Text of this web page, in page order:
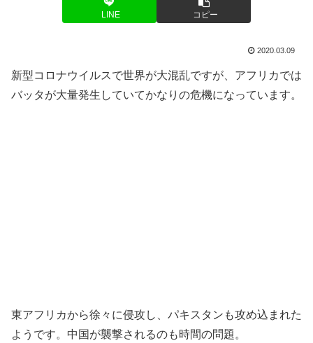
LINE コピー
2020.03.09
新型コロナウイルスで世界が大混乱ですが、アフリカでは
バッタが大量発生していてかなりの危機になっています。
東アフリカから徐々に侵攻し、パキスタンも攻め込まれた
ようです。中国が襲撃されるのも時間の問題。